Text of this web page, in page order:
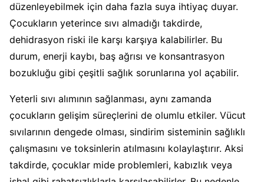
düzenleyebilmek için daha fazla suya ihtiyaç duyar.
Çocukların yeterince sıvı almadığı takdirde,
dehidrasyon riski ile karşı karşıya kalabilirler. Bu
durum, enerji kaybı, baş ağrısı ve konsantrasyon
bozukluğu gibi çeşitli sağlık sorunlarına yol açabilir.
Yeterli sıvı alımının sağlanması, aynı zamanda
çocukların gelişim süreçlerini de olumlu etkiler. Vücut
sıvılarının dengede olması, sindirim sisteminin sağlıklı
çalışmasını ve toksinlerin atılmasını kolaylaştırır. Aksi
takdirde, çocuklar mide problemleri, kabızlık veya